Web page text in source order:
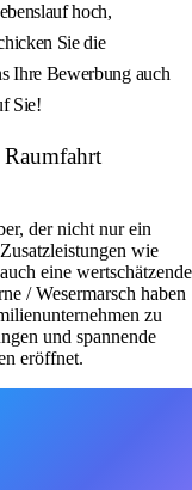
hoch,
Sie die
Ihre Bewerbung auch
Sie!
der nicht nur ein
wie
eine wertschätzende
/ Wesermarsch haben
zu
und spannende
eröffnet.